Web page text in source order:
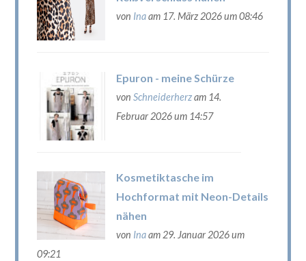
von Inaam 17. März 2026 um 08:46
Epuron - meine Schürze
von Schneiderherzam 14.
Februar 2026 um 14:57
Kosmetiktasche im
Hochformat mit Neon-Details
nähen
von Inaam 29. Januar 2026 um
09:21